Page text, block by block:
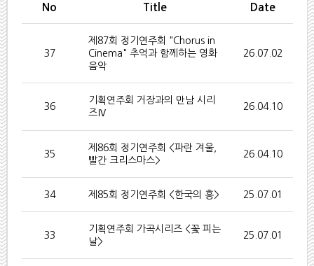
No Title Date
37
제87회 정기연주회 "Chorus in
Cinema" 추억과 함께하는 영화
음악
26.07.02
36
기획연주회 거장과의 만남 시리
즈Ⅳ
26.04.10
35
제86회 정기연주회 <파란 겨울,
빨간 크리스마스>
26.04.10
34 제85회 정기연주회 <한국의 흥> 25.07.01
33
기획연주회 가곡시리즈 <꽃 피는
날>
25.07.01